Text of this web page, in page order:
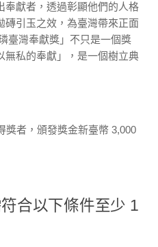
奉獻者，透過彰顯他們的人格
磚引玉之效，為臺灣帶來正面
臺灣奉獻獎」不只是一個獎
無私的奉獻」，是一個樹立典
獎者，頒發獎金新臺幣 3,000
合以下條件至少 1